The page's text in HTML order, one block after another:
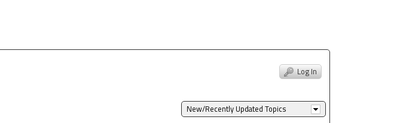
Log In
New/Recently Updated Topics